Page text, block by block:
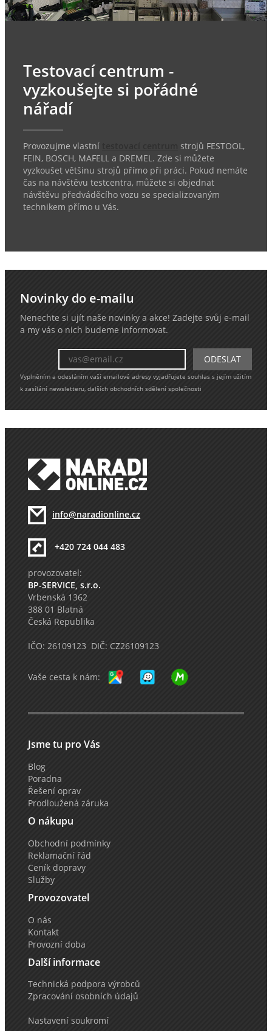
Testovací centrum -
vyzkoušejte si pořádné
nářadí
Provozujme vlastní
strojů FESTOOL,
FEIN, BOSCH, MAFELL a DREMEL. Zde si můžete
vyzkoušet většinu strojů přímo při práci. Pokud nemáte
čas na návštěvu testcentra, můžete si objednat
návštěvu předváděcího vozu se specializovaným
technikem přímo u Vás.
Novinky do e-mailu
Nenechte si ujít naše novinky a akce! Zadejte svůj e-mail
a my vás o nich budeme informovat.
Vyplněním a odesláním vaší emailové adresy vyjadřujete souhlas s jejím užitím
k zasílání newsletteru, dalších obchodních sdělení společnosti
info@naradionline.cz
+420 724 044 483
provozovatel:
BP-SERVICE, s.r.o.
Vrbenská 1362
388 01 Blatná
Česká Republika
IČO: 26109123 DIČ: CZ26109123
Vaše cesta k nám:
Jsme tu pro Vás
Blog
Poradna
Řešení oprav
Prodloužená záruka
O nákupu
Obchodní podmínky
Reklamační řád
Ceník dopravy
Služby
Provozovatel
O nás
Kontakt
Provozní doba
Další informace
Technická podpora výrobců
Zpracování osobních údajů
Nastavení soukromí